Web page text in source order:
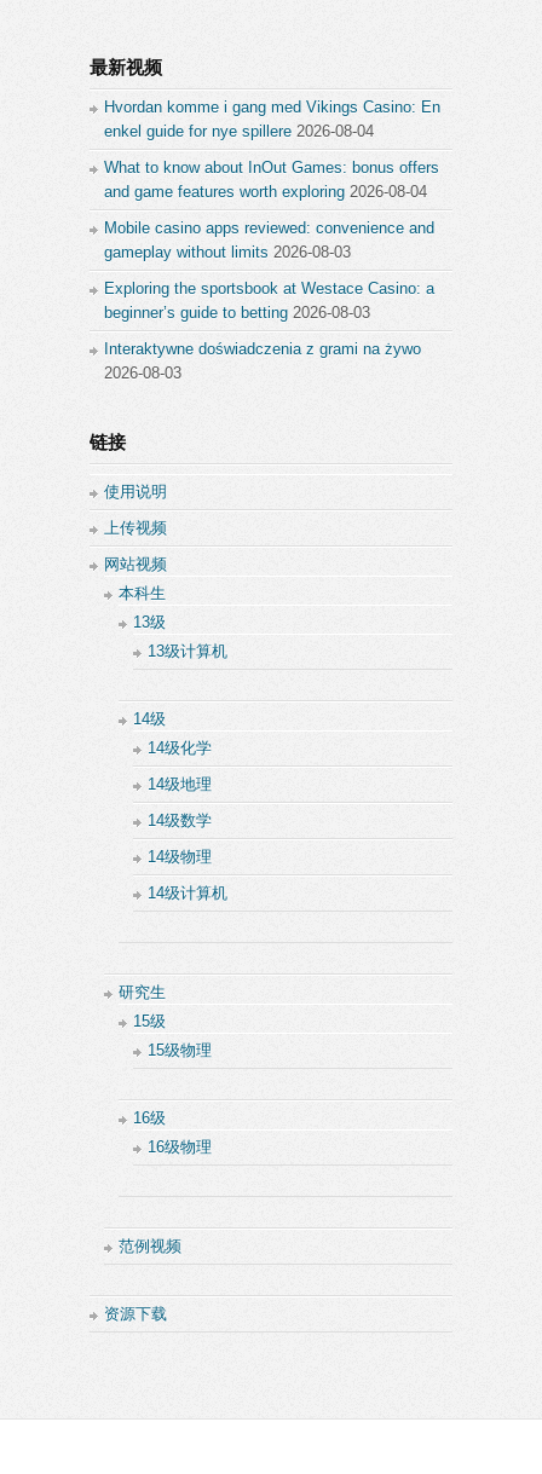
最新视频
Hvordan komme i gang med Vikings Casino: En
enkel guide for nye spillere 2026-08-04
What to know about InOut Games: bonus offers
and game features worth exploring 2026-08-04
Mobile casino apps reviewed: convenience and
gameplay without limits 2026-08-03
Exploring the sportsbook at Westace Casino: a
beginner’s guide to betting 2026-08-03
Interaktywne doświadczenia z grami na żywo
2026-08-03
链接
使用说明
上传视频
网站视频
本科生
13级
13级计算机
14级
14级化学
14级地理
14级数学
14级物理
14级计算机
研究生
15级
15级物理
16级
16级物理
范例视频
资源下载